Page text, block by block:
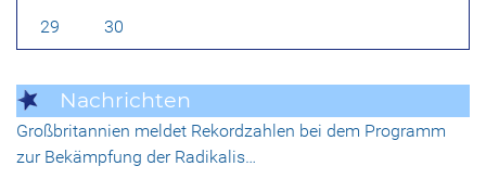
29 30
Nachrichten
Großbritannien meldet Rekordzahlen bei dem Programm
zur Bekämpfung der Radikalis…